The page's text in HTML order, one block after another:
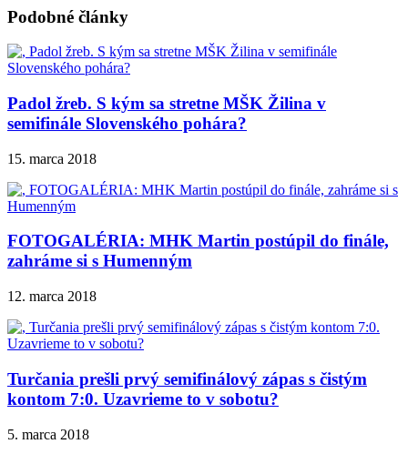
Podobné články
Padol žreb. S kým sa stretne MŠK Žilina v
semifinále Slovenského pohára?
15. marca 2018
FOTOGALÉRIA: MHK Martin postúpil do finále,
zahráme si s Humenným
12. marca 2018
Turčania prešli prvý semifinálový zápas s čistým
kontom 7:0. Uzavrieme to v sobotu?
5. marca 2018